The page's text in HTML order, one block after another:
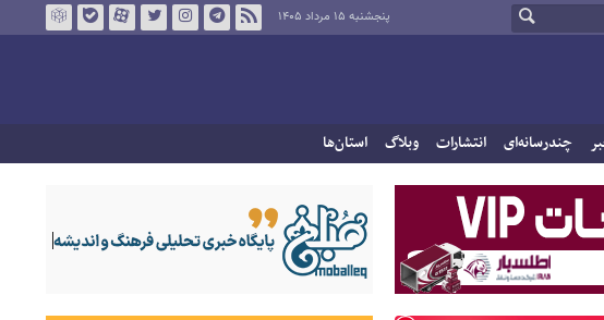
پنجشنبه ۱۵ مرداد ۱۴۰۵
چندرسانه‌ای انتشارات وبلاگ استان‌ها